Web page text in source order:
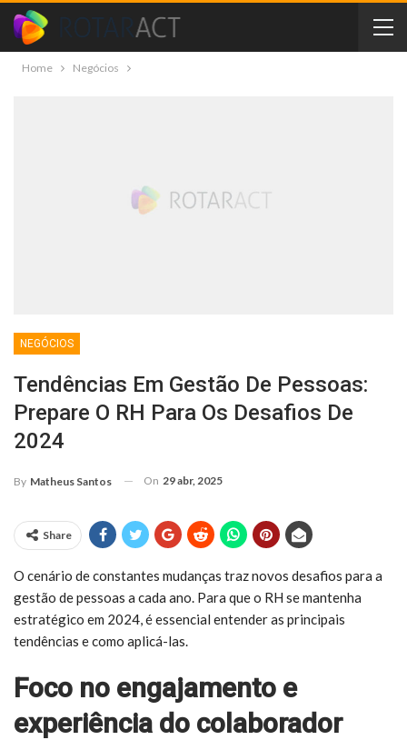
Home Negócios
NEGÓCIOS
Tendências Em Gestão De Pessoas:
Prepare O RH Para Os Desafios De
2024
By Matheus Santos On 29 abr, 2025
Share
O cenário de constantes mudanças traz novos desafios para a
gestão de pessoas a cada ano. Para que o RH se mantenha
estratégico em 2024, é essencial entender as principais
tendências e como aplicá-las.
Foco no engajamento e
experiência do colaborador